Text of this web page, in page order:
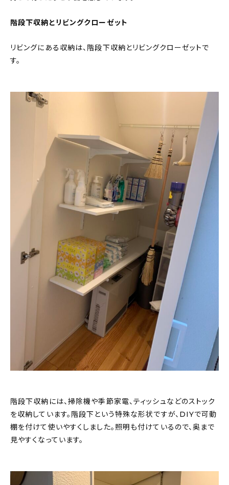
階段下収納とリビングクローゼット
リビングにある収納は、階段下収納とリビングクローゼットで
す。
階段下収納には、掃除機や季節家電、ティッシュなどのストック
を収納しています。階段下という特殊な形状ですが、DIYで可動
棚を付けて使いやすくしました。照明も付けているので、奥まで
見やすくなっています。